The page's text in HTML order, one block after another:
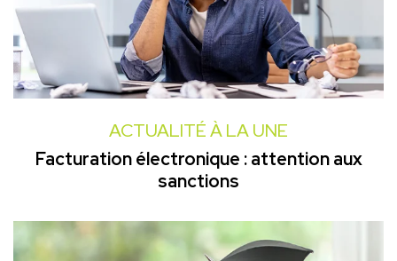
ACTUALITÉ À LA UNE
Facturation électronique : attention aux
sanctions